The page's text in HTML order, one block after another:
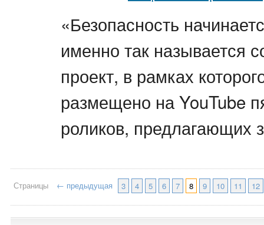
«Безопасность
именно так называется
проект, в рамках
размещено на YouTube
роликов, предлагающих
Страницы ← предыдущая 3 4 5 6 7 8 9 10 11 12